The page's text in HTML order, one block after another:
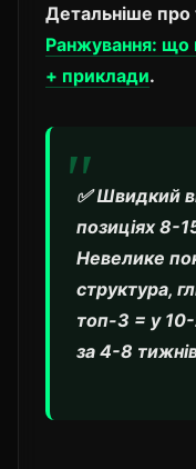
Детальніше про
Ранжування: що
+ приклади.
✅Швидкий
позиціях 8-
Невелике
структура,
топ-3 = у 10-
за 4-8